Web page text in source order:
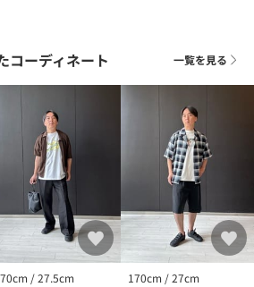
、トレーニング、バスケットボール、
ツなど、多彩なカテゴリーで専門的なプロ
品を展開。
ンドとのコラボレーションを通じて、ス
ョンやストリートカルチャーに広げてい
注意書き」、「洗濯表示」がございます
確認ください。
具合やパソコンなどの閲覧環境によ
コーディネート 一覧を見る
/ 27.5cm 170cm / 27cm